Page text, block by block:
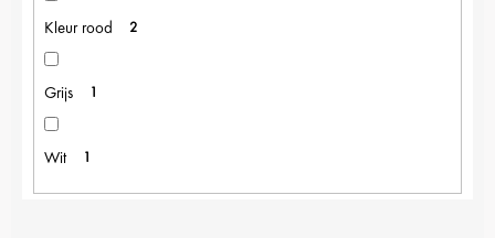
Kleur rood 2
Grijs 1
Wit 1